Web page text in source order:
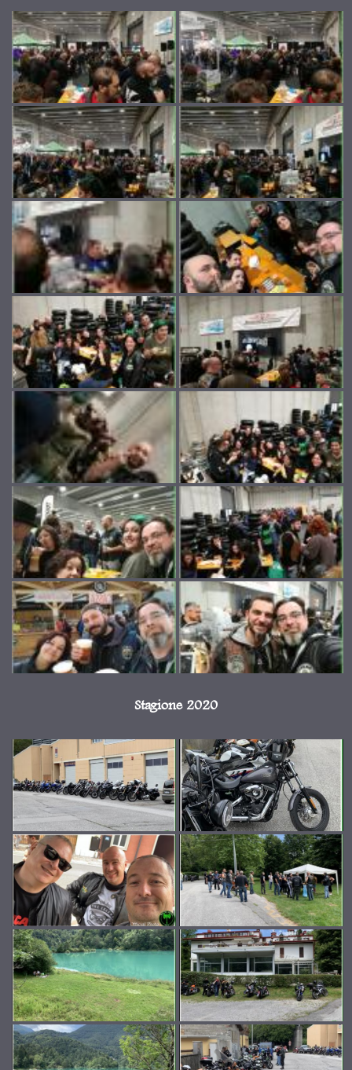
Stagione 2020